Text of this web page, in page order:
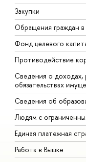
Закупки
Обращения граждан
Фонд целевого
Противодействие
Сведения о доходах,
обязательствах
Сведения об
Людям с
Единая платежная
Работа в Вышке